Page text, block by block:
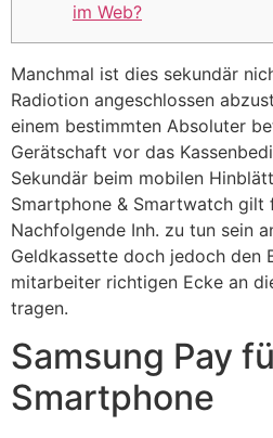
im Web?
Manchmal ist dies sekundär
Radio­tion angeschlossen
einem bestimmten Absoluter
Gerätschaft vor das
Sekundär beim mobilen
Smartphone & Smartwatch gilt
Nachfolgende Inh. zu tun sein
Geldkassette doch jedoch den
mitarbeiter richtigen Ecke an
tragen.
Samsung Pay
Smartphone